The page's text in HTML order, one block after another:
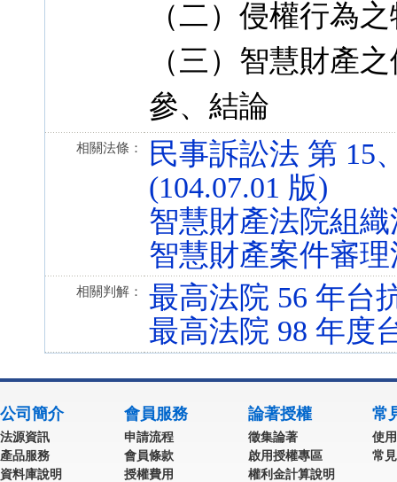
（二）侵權行為
（三）智慧財產
參、結論
相關法條：
民事訴訟法 第 15
(104.07.01 版)
智慧財產法院組織
智慧財產案件審理
相關判解：
最高法院 56 年台
最高法院 98 年度
公司簡介
法源資訊
產品服務
資料庫說明
會員服務
申請流程
會員條款
授權費用
論著授權
徵集論著
啟用授權專區
權利金計算說明
常
使
常